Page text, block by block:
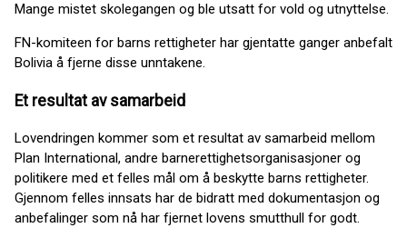
Mange mistet skolegangen og ble utsatt for vold og utnyttelse.
FN-komiteen for barns rettigheter har gjentatte ganger anbefalt
Bolivia å fjerne disse unntakene.
Et resultat av samarbeid
Lovendringen kommer som et resultat av samarbeid mellom
Plan International, andre barnerettighetsorganisasjoner og
politikere med et felles mål om å beskytte barns rettigheter.
Gjennom felles innsats har de bidratt med dokumentasjon og
anbefalinger som nå har fjernet lovens smutthull for godt.